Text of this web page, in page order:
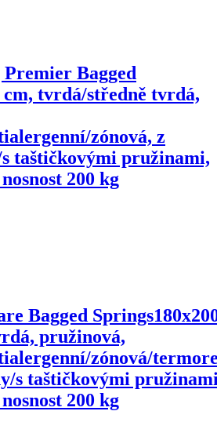
Bagged
cm, tvrdá/středně tvrdá,
zónová, z
taštičkovými pružinami,
200 kg
Bagged Springs
pružinová,
zónová/
s taštičkovými
200 kg